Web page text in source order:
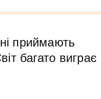
приймають
багато виграє